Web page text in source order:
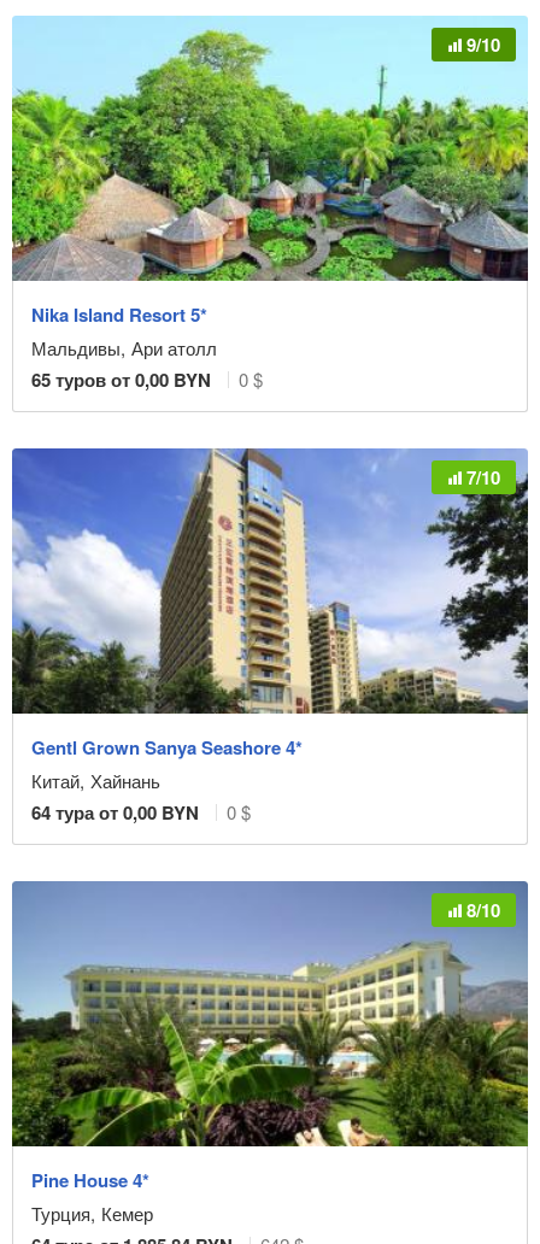
9/10
Nika Island Resort 5*
Мальдивы, Ари атолл
65туров от0,00 BYN 0 $
7/10
Gentl Grown Sanya Seashore 4*
Китай, Хайнань
64тура от0,00 BYN 0 $
8/10
Pine House 4*
Турция, Кемер